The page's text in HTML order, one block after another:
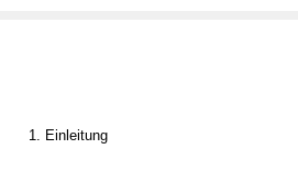
1. Einleitung